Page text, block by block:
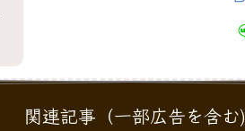
関連記事（一部広告を含む)